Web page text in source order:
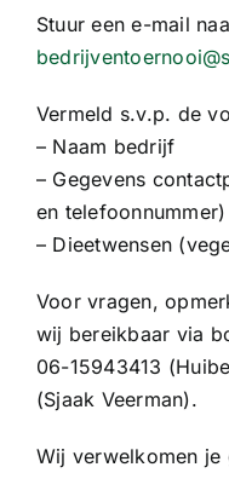
Stuur een e-mail
Vermeld s.v.p. de
– Naam bedrijf
– Gegevens
en telefoonnummer)
– Dieetwensen
Voor vragen,
wij bereikbaar via
06-15943413
(Sjaak Veerman).
Wij verwelkomen